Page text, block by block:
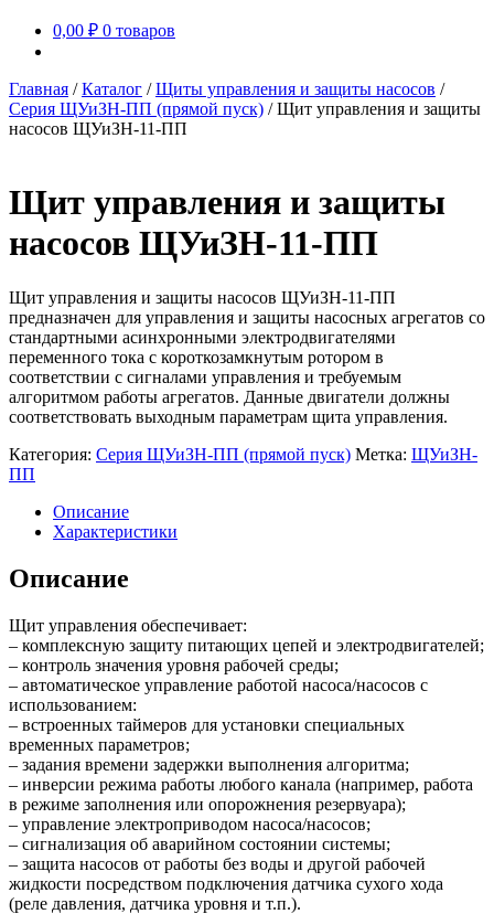
0,00 ₽ 0 товаров
Главная /Каталог /Щиты управления и защиты насосов /
Серия ЩУиЗН-ПП (прямой пуск) /Щит управления и защиты
насосов ЩУиЗН-11-ПП
Щит управления и защиты
насосов ЩУиЗН-11-ПП
Щит управления и защиты насосов ЩУиЗН-11-ПП
предназначен для управления и защиты насосных агрегатов со
стандартными асинхронными электродвигателями
переменного тока с короткозамкнутым ротором в
соответствии с сигналами управления и требуемым
алгоритмом работы агрегатов. Данные двигатели должны
соответствовать выходным параметрам щита управления.
Категория: Серия ЩУиЗН-ПП (прямой пуск) Метка: ЩУиЗН-
ПП
Описание
Характеристики
Описание
Щит управления обеспечивает:
– комплексную защиту питающих цепей и электродвигателей;
– контроль значения уровня рабочей среды;
– автоматическое управление работой насоса/насосов с
использованием:
– встроенных таймеров для установки специальных
временных параметров;
– задания времени задержки выполнения алгоритма;
– инверсии режима работы любого канала (например, работа
в режиме заполнения или опорожнения резервуара);
– управление электроприводом насоса/насосов;
– сигнализация об аварийном состоянии системы;
– защита насосов от работы без воды и другой рабочей
жидкости посредством подключения датчика сухого хода
(реле давления, датчика уровня и т.п.).